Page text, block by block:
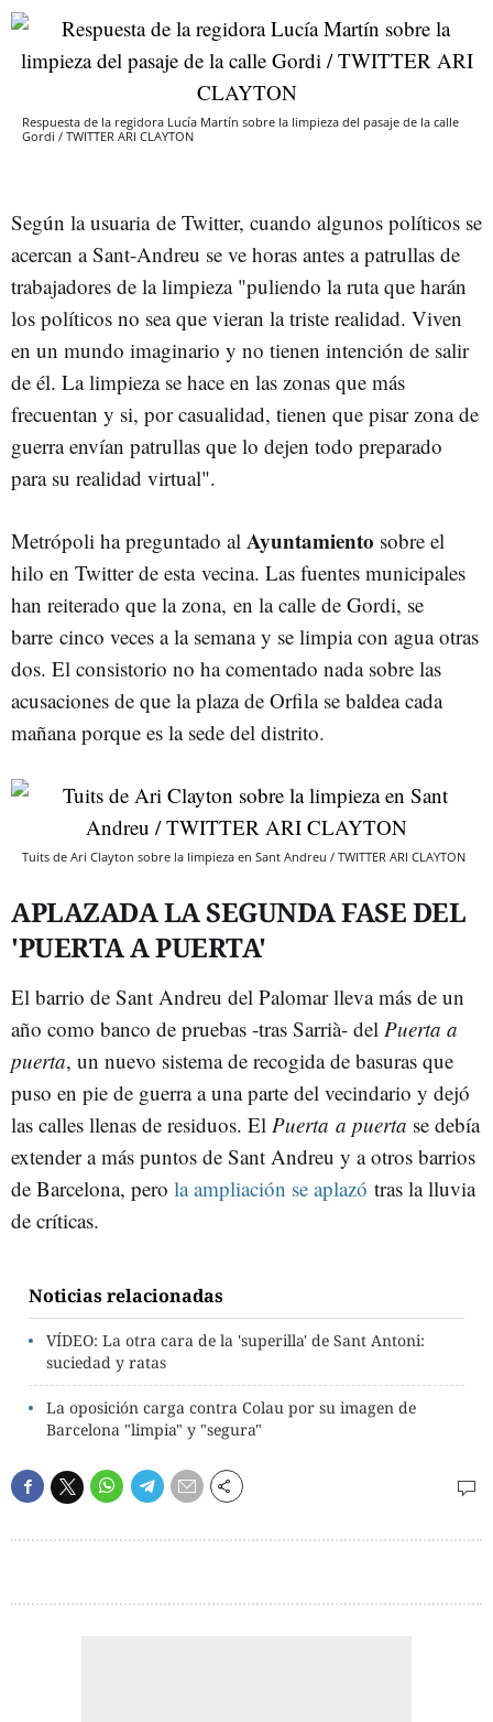
Respuesta de la regidora Lucía Martín sobre la limpieza del pasaje de la calle
Gordi / TWITTER ARI CLAYTON
Según la usuaria de Twitter, cuando algunos políticos se
acercan a Sant-Andreu se ve horas antes a patrullas de
trabajadores de la limpieza "puliendo la ruta que harán
los políticos no sea que vieran la triste realidad. Viven
en un mundo imaginario y no tienen intención de salir
de él. La limpieza se hace en las zonas que más
frecuentan y si, por casualidad, tienen que pisar zona de
guerra envían patrullas que lo dejen todo preparado
para su realidad virtual".
Metrópoli ha preguntado al Ayuntamiento sobre el
hilo en Twitter de esta vecina. Las fuentes municipales
han reiterado que la zona, en la calle de Gordi, se
barre cinco veces a la semana y se limpia con agua otras
dos. El consistorio no ha comentado nada sobre las
acusaciones de que la plaza de Orfila se baldea cada
mañana porque es la sede del distrito.
Tuits de Ari Clayton sobre la limpieza en Sant Andreu / TWITTER ARI CLAYTON
APLAZADA LA SEGUNDA FASE DEL
'PUERTA A PUERTA'
El barrio de Sant Andreu del Palomar lleva más de un
año como banco de pruebas -tras Sarrià- del Puerta a
puerta, un nuevo sistema de recogida de basuras que
puso en pie de guerra a una parte del vecindario y dejó
las calles llenas de residuos. El Puerta a puerta se debía
extender a más puntos de Sant Andreu y a otros barrios
de Barcelona, pero la ampliación se aplazó tras la lluvia
de críticas.
Noticias relacionadas
VÍDEO: La otra cara de la 'superilla' de Sant Antoni:
suciedad y ratas
La oposición carga contra Colau por su imagen de
Barcelona "limpia" y "segura"